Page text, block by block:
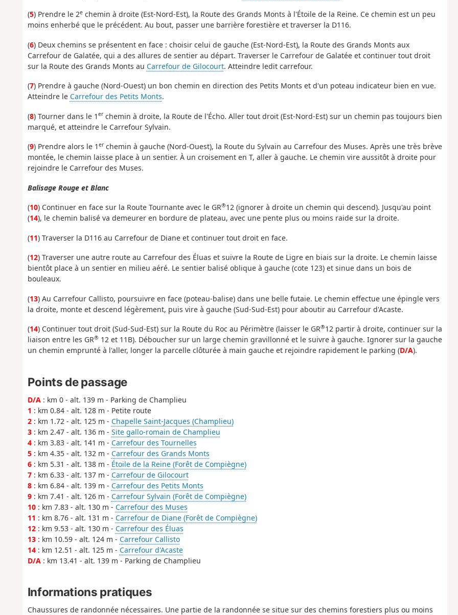
(5) Prendre le 2echemin à droite (Est-Nord-Est), la Route des Grands Monts à l'Étoile de la Reine. Ce chemin est un peu
moins enherbé que le précédent. Au bout, passer une barrière forestière et traverser la D116.
(6) Deux chemins se présentent en face : choisir celui de gauche (Est-Nord-Est), la Route des Grands Monts aux
Carrefour de Galatée, qui a des allures de sentier au départ. Traverser le Carrefour de Galatée et continuer tout droit
sur la Route des Grands Monts au Carrefour de Gilocourt. Atteindre ledit carrefour.
(7) Prendre à gauche (Nord-Ouest) un bon chemin en direction des Petits Monts et d'un poteau indicateur bien en vue.
Atteindre le Carrefour des Petits Monts.
(8) Tourner dans le 1 erchemin à droite, la Route de l'Écho. Aller tout droit (Est-Nord-Est) sur un chemin pas toujours bien
marqué, et atteindre le Carrefour Sylvain.
(9) Prendre alors le 1 erchemin à gauche (Nord-Ouest), la Route du Sylvain au Carrefour des Muses. Après une très brève
montée, le chemin laisse place à un sentier. À un croisement en T, aller à gauche. Le chemin vire aussitôt à droite pour
rejoindre le Carrefour des Muses.
Balisage Rouge et Blanc
(10) Continuer en face sur la Route Tournante avec le GR®12 (ignorer à droite un chemin qui descend). Jusqu'au point
(14), le chemin balisé va demeurer en bordure de plateau, avec une pente plus ou moins raide sur la droite.
(11) Traverser la D116 au Carrefour de Diane et continuer tout droit en face.
(12) Traverser une autre route au Carrefour des Éluas et suivre la Route de Ligre en biais sur la droite. Le chemin laisse
bientôt place à un sentier en milieu aéré. Le sentier balisé oblique à gauche (cote 123) et sinue dans un bois de
bouleaux.
(13) Au Carrefour Callisto, poursuivre en face (poteau-balise) dans une belle futaie. Le chemin effectue une épingle vers
la droite, monte et descend légèrement, puis vire à gauche (Sud-Sud-Est) pour aboutir au Carrefour d'Acaste.
(14) Continuer tout droit (Sud-Sud-Est) sur la Route du Roc au Périmètre (laisser le GR®12 partir à droite, continuer sur la
liaison entre les GR®12 et 11B). Déboucher sur un large chemin gravillonné et le suivre à gauche. Ignorer sur la gauche
un chemin emprunté à l'aller, longer la parcelle clôturée à main gauche et rejoindre rapidement le parking (D/A).
Points de passage
D/A: km 0 - alt. 139 m - Parking de Champlieu
1 : km 0.84 - alt. 128 m - Petite route
2: km 1.72 - alt. 125 m - Chapelle Saint-Jacques (Champlieu)
3: km 2.47 - alt. 136 m - Site gallo-romain de Champlieu
4: km 3.83 - alt. 141 m - Carrefour des Tournelles
5: km 4.35 - alt. 132 m - Carrefour des Grands Monts
6: km 5.31 - alt. 138 m - Étoile de la Reine (Forêt de Compiègne)
7: km 6.33 - alt. 137 m - Carrefour de Gilocourt
8: km 6.84 - alt. 139 m - Carrefour des Petits Monts
9: km 7.41 - alt. 126 m - Carrefour Sylvain (Forêt de Compiègne)
10: km 7.83 - alt. 130 m - Carrefour des Muses
11 : km 8.76 - alt. 131 m - Carrefour de Diane (Forêt de Compiègne)
12: km 9.53 - alt. 130 m - Carrefour des Éluas
13: km 10.59 - alt. 124 m - Carrefour Callisto
14: km 12.51 - alt. 125 m - Carrefour d'Acaste
D/A: km 13.41 - alt. 139 m - Parking de Champlieu
Informations pratiques
Chaussures de randonnée nécessaires. Une partie de la randonnée se situe sur des chemins forestiers plus ou moins